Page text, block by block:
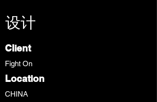
设计
Client
Fight On
Location
CHINA